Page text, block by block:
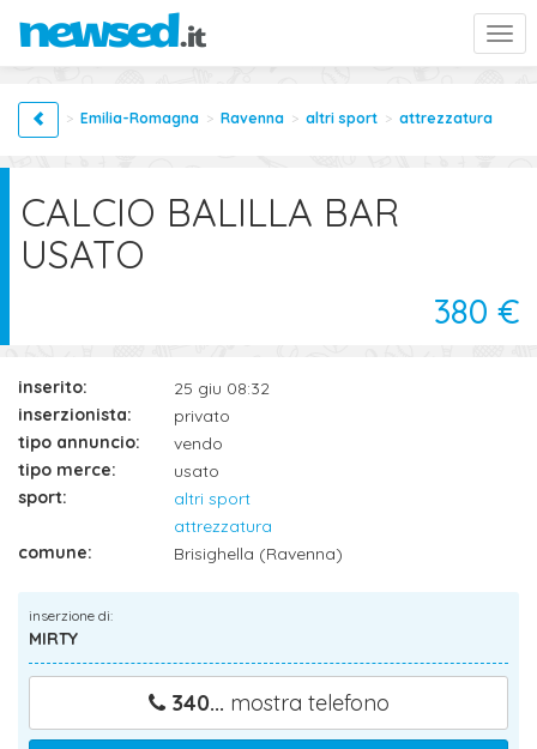
Emilia-Romagna Ravenna altri sport attrezzatura
CALCIO BALILLA BAR
USATO
380 €
inserito:
25 giu 08:32
inserzionista:
privato
tipo annuncio:
vendo
tipo merce:
usato
sport:
altri sport
attrezzatura
comune:
Brisighella (Ravenna)
inserzione di:
MIRTY
340... mostra telefono